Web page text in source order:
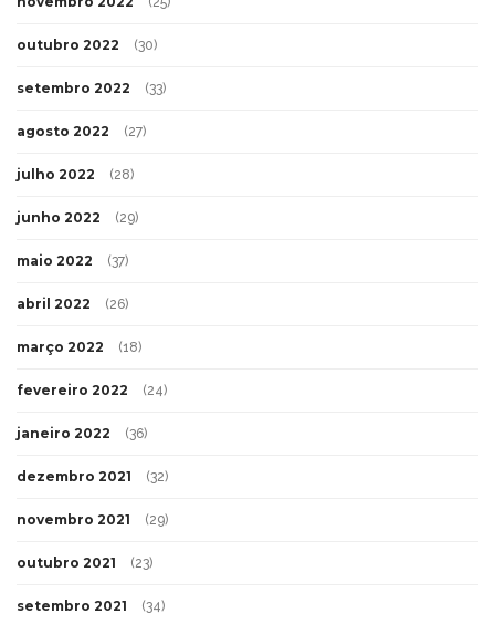
outubro 2022 (30)
setembro 2022 (33)
agosto 2022 (27)
julho 2022 (28)
junho 2022 (29)
maio 2022 (37)
abril 2022 (26)
março 2022 (18)
fevereiro 2022 (24)
janeiro 2022 (36)
dezembro 2021 (32)
novembro 2021 (29)
outubro 2021 (23)
setembro 2021 (34)